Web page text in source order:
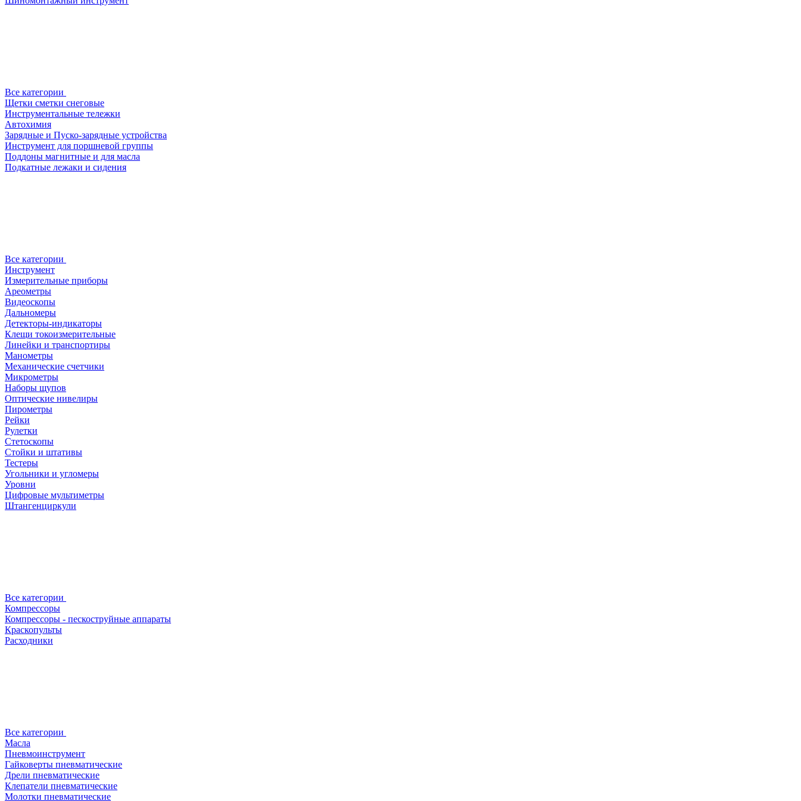
Все категории
Щетки сметки снеговые
Инструментальные тележки
Автохимия
Зарядные и Пуско-зарядные устройства
Инструмент для поршневой группы
Поддоны магнитные и для масла
Подкатные лежаки и сидения
Все категории
Инструмент
Измерительные приборы
Ареометры
Видеоскопы
Дальномеры
Детекторы-индикаторы
Клещи токоизмерительные
Линейки и транспортиры
Манометры
Механические счетчики
Микрометры
Наборы щупов
Оптические нивелиры
Пирометры
Рейки
Рулетки
Стетоскопы
Стойки и штативы
Тестеры
Угольники и угломеры
Уровни
Цифровые мультиметры
Штангенциркули
Все категории
Компрессоры
Компрессоры - пескоструйные аппараты
Краскопульты
Расходники
Все категории
Масла
Пневмоинструмент
Гайковерты пневматические
Дрели пневматические
Клепатели пневматические
Молотки пневматические